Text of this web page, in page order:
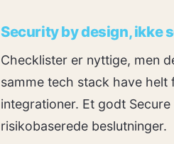
Security by design, ikke
Checklister er nyttige, men
samme tech stack have
integrationer. Et godt
risikobaserede beslutninger.